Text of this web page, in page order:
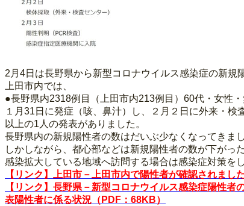
2月4日は長野県から新型コロナウイルス感染症の新規
上田市内では、
●長野県内2318例目（上田市内213例目）60代・女性
１月31日に発症（咳、鼻汁）し、２月２日に外来・検
以上の1人の発表がありました。
長野県内の新規陽性者の数はだいぶ少なくなってきまし
しかしながら、都心部などは新規陽性者の数が下がっ
感染拡大している地域へ訪問する場合は感染症対策を
【リンク】上田市－上田市内で陽性者が確認されまし
【リンク】長野県－新型コロナウイルス感染症陽性
表陽性者に係る状況（PDF：68KB）